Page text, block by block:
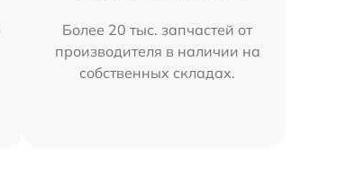
Более 20 тыс. запчастей от
производителя в наличии на
собственных складах.